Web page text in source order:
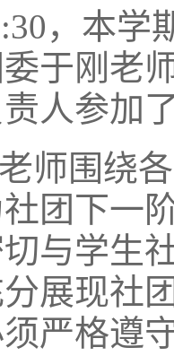
，本
于刚老
人参加
师围绕
团下一
与学生
展现社
严格遵